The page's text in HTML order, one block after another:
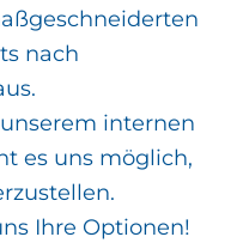
nach
internen
es uns möglich,
Ihre Optionen!